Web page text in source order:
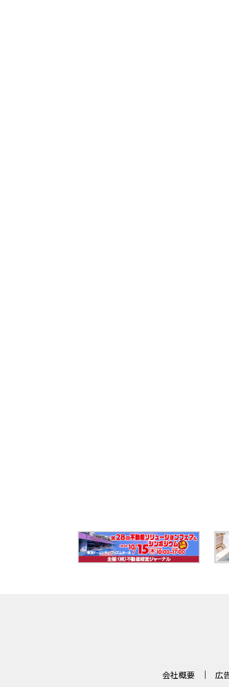
会社概要 広